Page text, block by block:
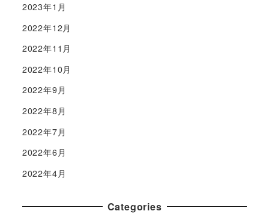
2023年1月
2022年12月
2022年11月
2022年10月
2022年9月
2022年8月
2022年7月
2022年6月
2022年4月
Categories